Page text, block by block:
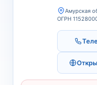
Амурская
ОГРН